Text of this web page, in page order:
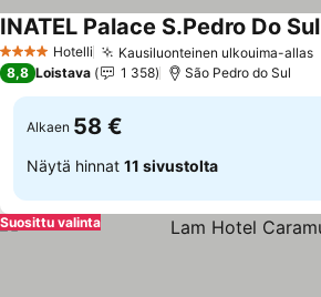
4 Tähtiluokitus
Hotelli Kausiluonteinen ulkouima-allas
INATEL Palace S.Pedro Do Sul
8,8 Loistava 1 358 São Pedro do Sul
Alkaen 58 €
Näytä hinnat 11 sivustolta
Suosittu valinta